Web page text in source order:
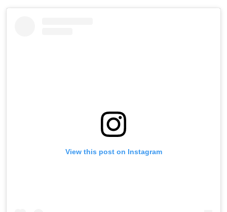
View this post on Instagram